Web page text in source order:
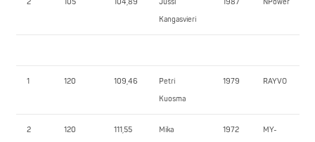
Kangasvieri
1 120 109,46
Petri
Kuosma
1979 RAYVO
2 120 111,55
Mika
1972
MY-